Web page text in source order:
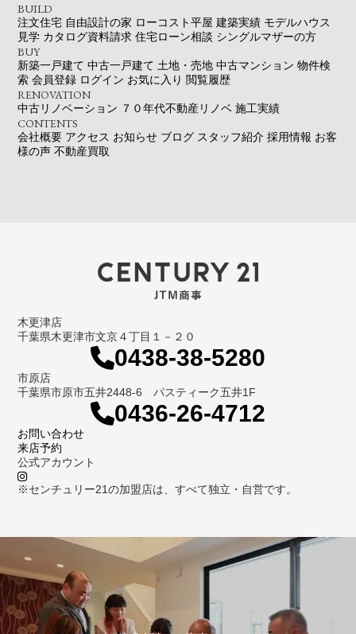
BUILD
注文住宅 自由設計の家 ローコスト平屋 建築実績 モデルハウス
見学 カタログ資料請求 住宅ローン相談 シングルマザーの方
BUY
新築一戸建て 中古一戸建て 土地・売地 中古マンション 物件検
索 会員登録 ログイン お気に入り 閲覧履歴
RENOVATION
中古リノベーション ７０年代不動産リノベ 施工実績
CONTENTS
会社概要 アクセス お知らせ ブログ スタッフ紹介 採用情報 お客
様の声 不動産買取
木更津店
千葉県木更津市文京４丁目１－２０
0438-38-5280
市原店
千葉県市原市五井2448-6 パスティーク五井1F
0436-26-4712
お問い合わせ
来店予約
公式アカウント
※センチュリー21の加盟店は、すべて独立・自営です。